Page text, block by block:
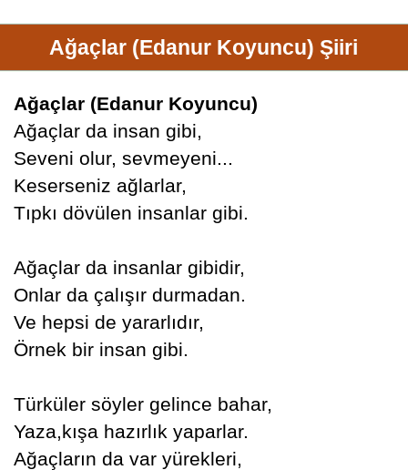
Ağaçlar (Edanur Koyuncu) Şiiri
Ağaçlar (Edanur Koyuncu)
Ağaçlar da insan gibi,
Seveni olur, sevmeyeni...
Keserseniz ağlarlar,
Tıpkı dövülen insanlar gibi.
Ağaçlar da insanlar gibidir,
Onlar da çalışır durmadan.
Ve hepsi de yararlıdır,
Örnek bir insan gibi.
Türküler söyler gelince bahar,
Yaza,kışa hazırlık yaparlar.
Ağaçların da var yürekleri,